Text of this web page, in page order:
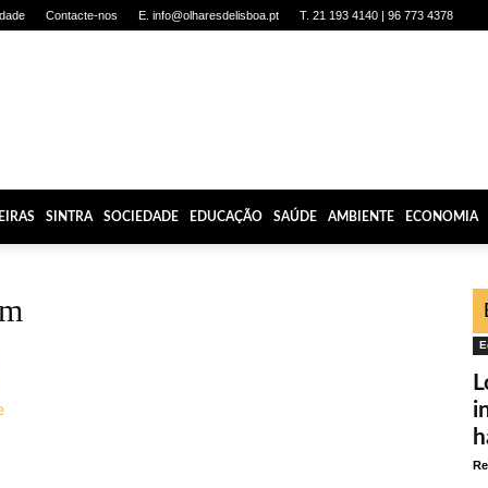
Contacte-nos E. info@olharesdelisboa.pt T. 21 193 4140 | 96 773 4378
SINTRA SOCIEDADE EDUCAÇÃO SAÚDE AMBIENTE ECONOMIA